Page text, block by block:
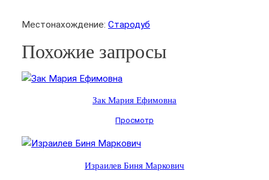
Местонахождение: Стародуб
Похожие запросы
Зак Мария Ефимовна
Просмотр
Израилев Биня Маркович